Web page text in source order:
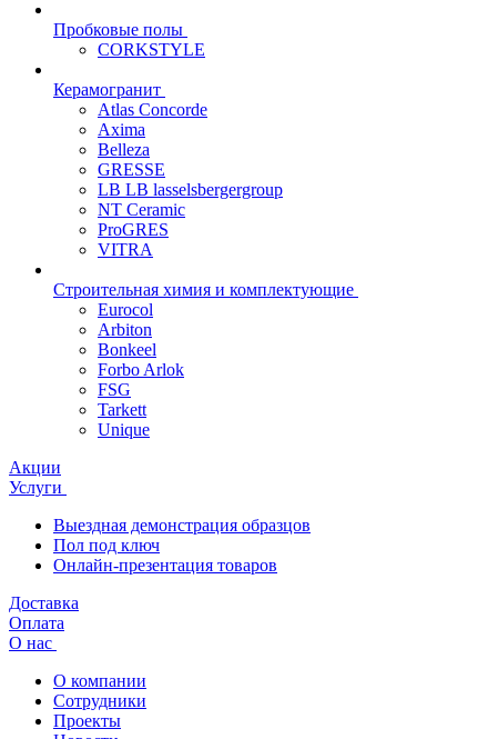
Пробковые полы
CORKSTYLE
Керамогранит
Atlas Concorde
Axima
Belleza
GRESSE
LB LB lasselsbergergroup
NT Ceramic
ProGRES
VITRA
Строительная химия и комплектующие
Eurocol
Arbiton
Bonkeel
Forbo Arlok
FSG
Tarkett
Unique
Акции
Услуги
Выездная демонстрация образцов
Пол под ключ
Онлайн-презентация товаров
Доставка
Оплата
О нас
О компании
Сотрудники
Проекты